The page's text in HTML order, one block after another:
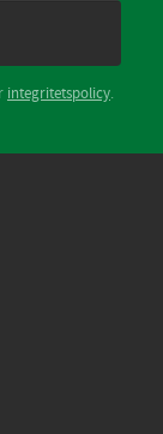
integritetspolicy.